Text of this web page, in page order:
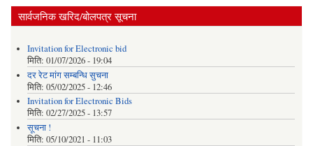
सार्वजनिक खरिद/बोलपत्र सूचना
Invitation for Electronic bid
मिति: 01/07/2026 - 19:04
दर रेट मांग सम्बन्धि सुचना
मिति: 05/02/2025 - 12:46
Invitation for Electronic Bids
मिति: 02/27/2025 - 13:57
सूचना !
मिति: 05/10/2021 - 11:03